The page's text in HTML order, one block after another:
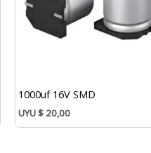
1000uf 16V SMD
UYU$ 20,00